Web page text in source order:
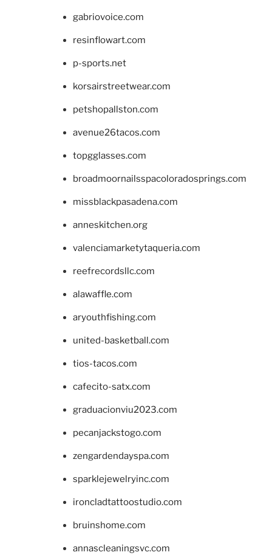
gabriovoice.com
resinflowart.com
p-sports.net
korsairstreetwear.com
petshopallston.com
avenue26tacos.com
topgglasses.com
broadmoornailsspacoloradosprings.com
missblackpasadena.com
anneskitchen.org
valenciamarketytaqueria.com
reefrecordsllc.com
alawaffle.com
aryouthfishing.com
united-basketball.com
tios-tacos.com
cafecito-satx.com
graduacionviu2023.com
pecanjackstogo.com
zengardendayspa.com
sparklejewelryinc.com
ironcladtattoostudio.com
bruinshome.com
annascleaningsvc.com